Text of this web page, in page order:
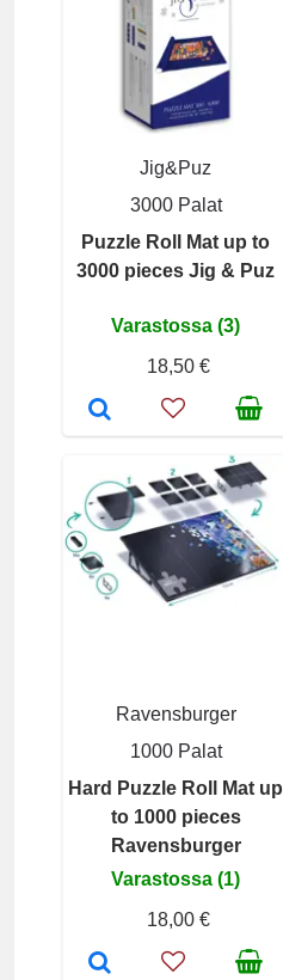
Jig&Puz
3000 Palat
Puzzle Roll Mat up to
3000 pieces Jig & Puz
Varastossa (3)
18,50 €
Ravensburger
1000 Palat
Hard Puzzle Roll Mat up
to 1000 pieces
Ravensburger
Varastossa (1)
18,00 €